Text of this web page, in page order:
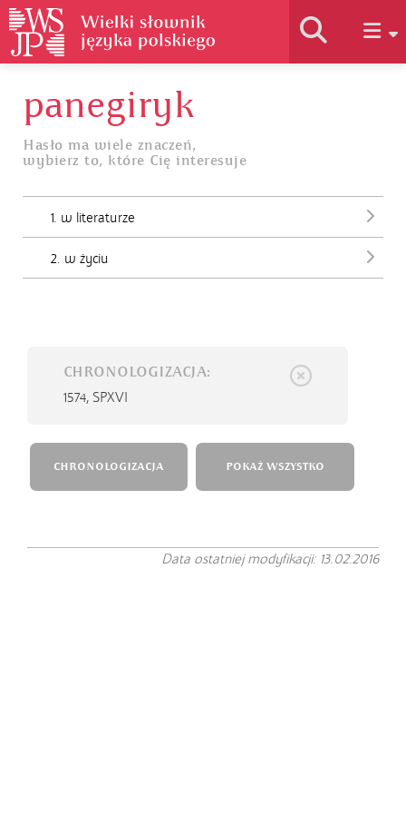
Historia słownika
Jak korzystać
panegiryk
Hasło ma wiele znaczeń,
wybierz to, które Cię interesuje
1. w literaturze
2. w życiu
CHRONOLOGIZACJA:
1574, SPXVI
CHRONOLOGIZACJA POKAŻ WSZYSTKO
Data ostatniej modyfikacji: 13.02.2016